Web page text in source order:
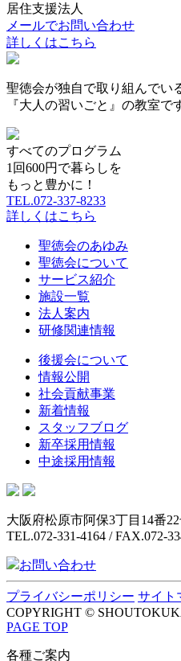
居住支援法人
メールでお問い合わせ
詳しくはこちら
聖徳会が独自で取り組んでい
『大人の習いごと』の教室で
すべてのプログラム
1 回600円で暮らしを
もっと豊かに！
TEL.072-337-8233
詳しくはこちら
聖徳会のあゆみ
聖徳会について
サービス紹介
施設一覧
法人案内
研修関連情報
後援会について
情報公開
社会貢献事業
新着情報
スタッフブログ
新卒採用情報
中途採用情報
大阪府松原市阿保3丁目14番
TEL.072-331-4164 / FAX.072-
お問い合わせ
プライバシーポリシー サイト
COPYRIGHT ©
PAGE TOP
各種ご案内